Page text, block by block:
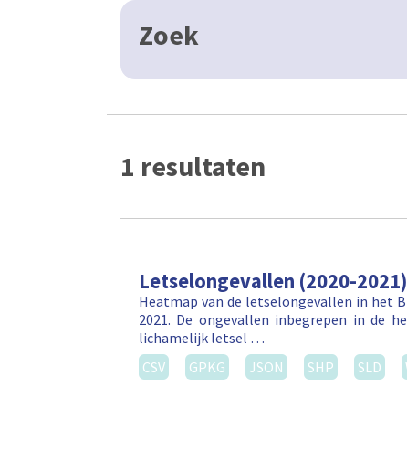
Zoek
1 resultaten
Letselongevallen (2020-2021)
Heatmap van de letselongevallen in het
2021. De ongevallen inbegrepen in de
lichamelijk letsel …
CSV
GPKG JSON SHP SLD